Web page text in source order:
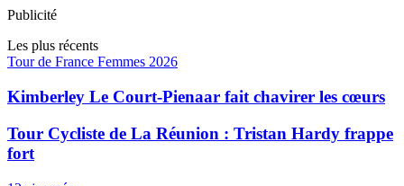
Publicité
Les plus récents
Tour de France Femmes 2026
Kimberley Le Court-Pienaar fait chavirer les cœurs
Tour Cycliste de La Réunion : Tristan Hardy frappe
fort